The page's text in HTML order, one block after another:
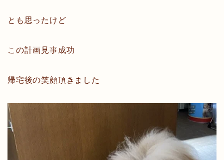
とも思ったけど
この計画見事成功
帰宅後の笑顔頂きました